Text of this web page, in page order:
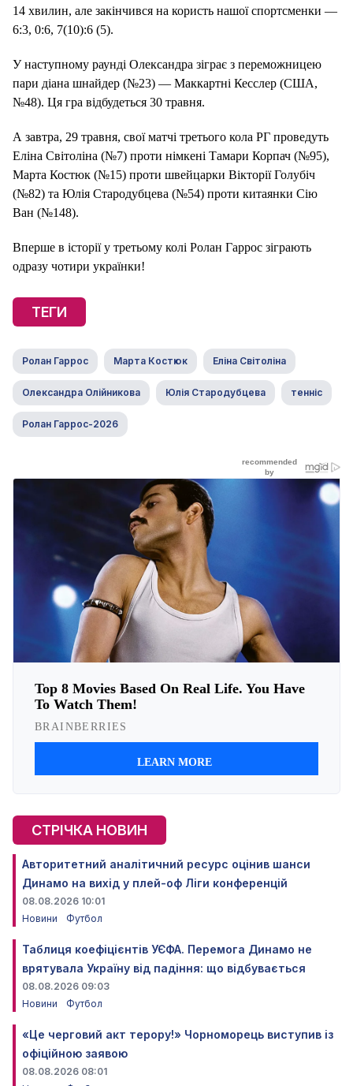
14 хвилин, але закінчився на користь нашої спортсменки —
6:3, 0:6, 7(10):6 (5).
У наступному раунді Олександра зіграє з переможницею
пари діана шнайдер (№23) — Маккартні Кесслер (США,
№48). Ця гра відбудеться 30 травня.
А завтра, 29 травня, свої матчі третього кола РГ проведуть
Еліна Світоліна (№7) проти німкені Тамари Корпач (№95),
Марта Костюк (№15) проти швейцарки Вікторії Голубіч
(№82) та Юлія Стародубцева (№54) проти китаянки Сію
Ван (№148).
Вперше в історії у третьому колі Ролан Гаррос зіграють
одразу чотири українки!
ТЕГИ
Ролан Гаррос Марта Костюк Еліна Світоліна
Олександра Олійникова Юлія Стародубцева тенніс
Ролан Гаррос-2026
СТРІЧКА НОВИН
Авторитетний аналітичний ресурс оцінив шанси
Динамо на вихід у плей-оф Ліги конференцій
08.08.2026 10:01
Новини
Футбол
Таблиця коефіцієнтів УЄФА. Перемога Динамо не
врятувала Україну від падіння: що відбувається
08.08.2026 09:03
Новини
Футбол
«Це черговий акт терору!» Чорноморець виступив із
офіційною заявою
08.08.2026 08:01